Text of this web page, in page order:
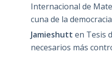
Internacional de
cuna de la
Jamieshutt en Tesis
necesarios más